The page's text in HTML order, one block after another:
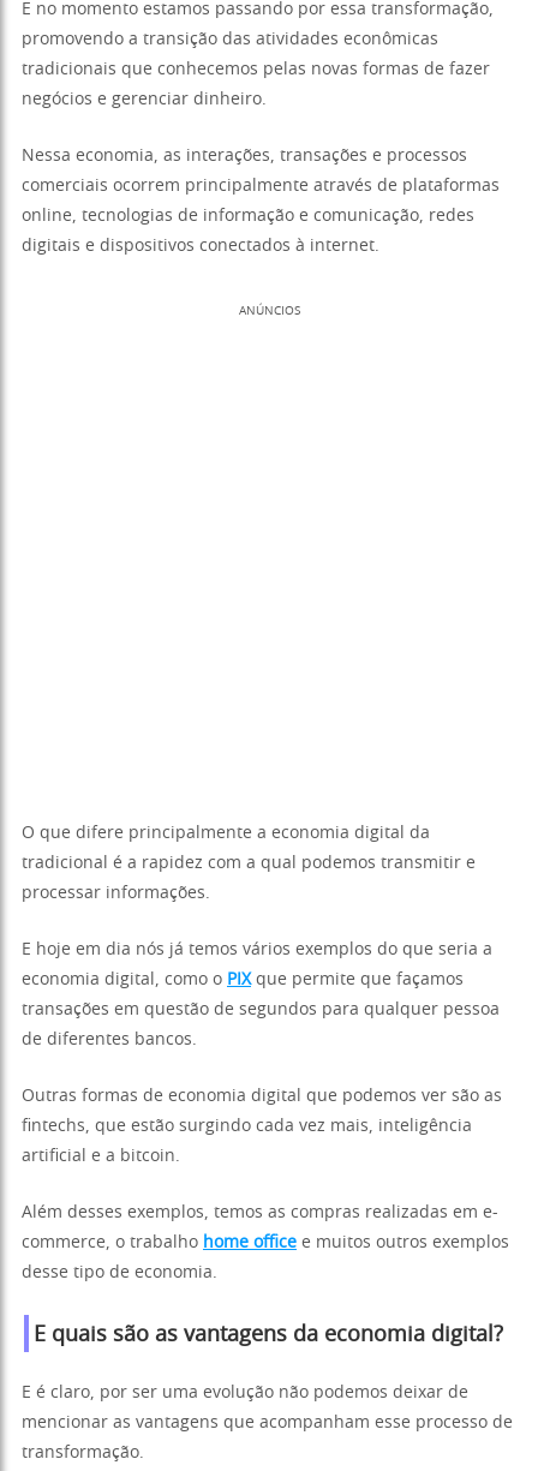
E no momento estamos passando por essa transformação,
promovendo a transição das atividades econômicas
tradicionais que conhecemos pelas novas formas de fazer
negócios e gerenciar dinheiro.
Nessa economia, as interações, transações e processos
comerciais ocorrem principalmente através de plataformas
online, tecnologias de informação e comunicação, redes
digitais e dispositivos conectados à internet.
ANÚNCIOS
O que difere principalmente a economia digital da
tradicional é a rapidez com a qual podemos transmitir e
processar informações.
E hoje em dia nós já temos vários exemplos do que seria a
economia digital, como o PIXque permite que façamos
transações em questão de segundos para qualquer pessoa
de diferentes bancos.
Outras formas de economia digital que podemos ver são as
fintechs, que estão surgindo cada vez mais, inteligência
artificial e a bitcoin.
Além desses exemplos, temos as compras realizadas em e-
commerce, o trabalho home office e muitos outros exemplos
desse tipo de economia.
E quais são as vantagens da economia digital?
E é claro, por ser uma evolução não podemos deixar de
mencionar as vantagens que acompanham esse processo de
transformação.